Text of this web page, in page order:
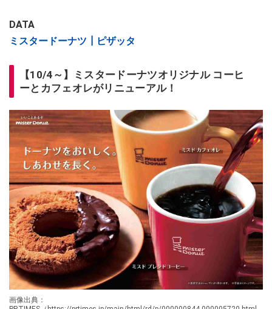
DATA
ミスタードーナツ┃ピザッタ
【10/4～】ミスタードーナツオリジナル コーヒ
ーとカフェオレがリニューアル！
画像出典：